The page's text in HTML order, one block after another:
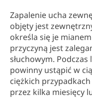
Zapalenie ucha
objęty jest
określa się je mianem
przyczyną jest
słuchowym.
powinny ustąpić w
ciężkich
przez kilka miesięcy